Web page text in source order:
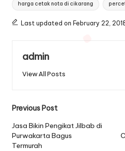
harga cetak nota di cikarang
Last updated on February 22,
admin
View All Posts
Post
navigation
Previous Post
Jasa Bikin Pengikat Jilbab di
Purwakarta Bagus
Termurah